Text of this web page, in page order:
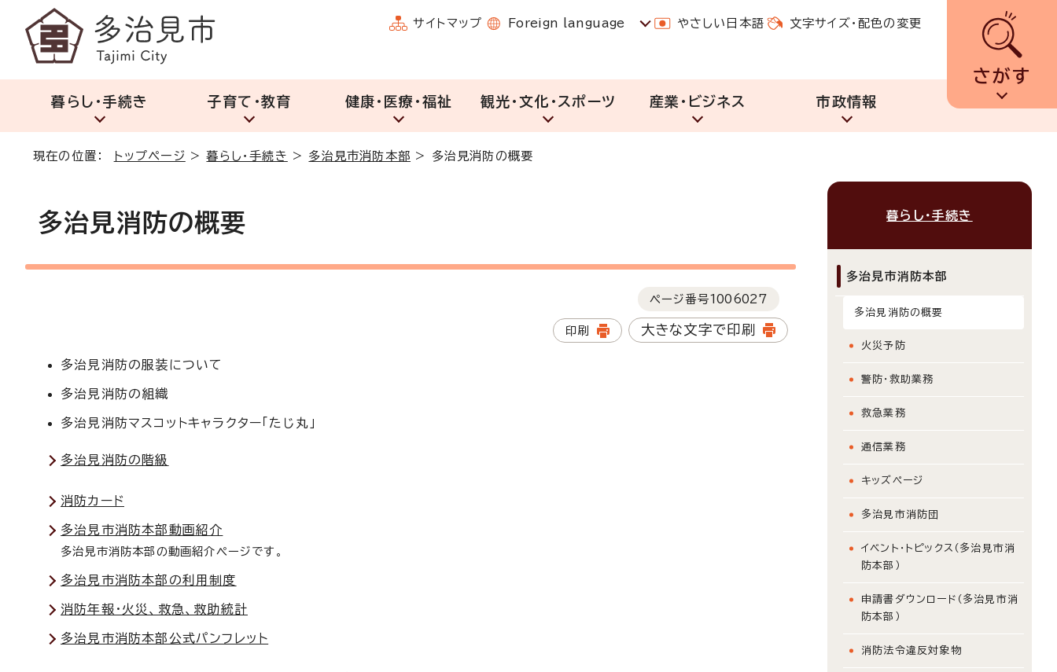
サイトマップ Foreign language やさしい日本語 文字サイズ・配色の変更
さがす
暮らし・手続き 子育て・教育 健康・医療・福祉 観光・文化・スポーツ 産業・ビジネス 市政情報
現在の位置： トップページ >暮らし・手続き > 多治見市消防本部 > 多治見消防の概要
多治見消防の概要
ページ番号1006027
印刷 大きな文字で印刷
多治見消防の服装について
多治見消防の組織
多治見消防マスコットキャラクター「たじ丸」
多治見消防の階級
消防カード
多治見市消防本部動画紹介
多治見市消防本部の動画紹介ページです。
多治見市消防本部の利用制度
消防年報・火災、救急、救助統計
多治見市消防本部公式パンフレット
暮らし・手続き
多治見市消防本部
多治見消防の概要
火災予防
警防・救助業務
救急業務
通信業務
キッズページ
多治見市消防団
イベント・トピックス（多治見市消
防本部）
申請書ダウンロード（多治見市消
防本部）
消防法令違反対象物